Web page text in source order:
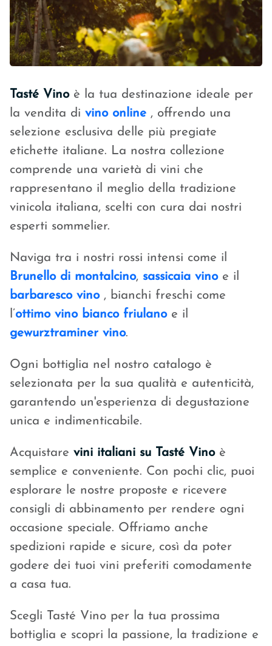
Tasté Vinoè la tua destinazione ideale per
la vendita di vino online , offrendo una
selezione esclusiva delle più pregiate
etichette italiane. La nostra collezione
comprende una varietà di vini che
rappresentano il meglio della tradizione
vinicola italiana, scelti con cura dai nostri
esperti sommelier.
Naviga tra i nostri rossi intensi come il
Brunello di montalcino, sassicaia vinoe il
barbaresco vino , bianchi freschi come
l’ottimo vino bianco friulanoe il
gewurztraminer vino.
Ogni bottiglia nel nostro catalogo è
selezionata per la sua qualità e autenticità,
garantendo un'esperienza di degustazione
unica e indimenticabile.
Acquistare vini italiani su Tasté Vinoè
semplice e conveniente. Con pochi clic, puoi
esplorare le nostre proposte e ricevere
consigli di abbinamento per rendere ogni
occasione speciale. Offriamo anche
spedizioni rapide e sicure, così da poter
godere dei tuoi vini preferiti comodamente
a casa tua.
Scegli Tasté Vino per la tua prossima
bottiglia e scopri la passione, la tradizione e